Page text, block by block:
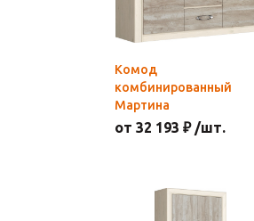
Комод
комбинированный
Мартина
от 32 193 ₽ /шт.